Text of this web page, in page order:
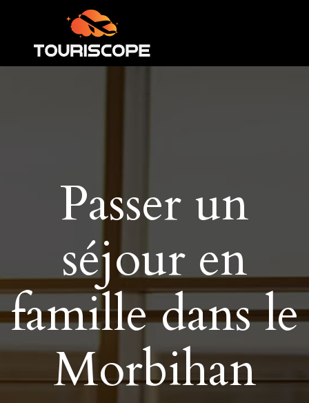
Passer un
séjour en
famille dans le
Morbihan